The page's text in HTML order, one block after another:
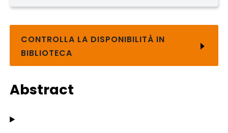
CONTROLLA LA DISPONIBILITÀ IN
BIBLIOTECA
Abstract